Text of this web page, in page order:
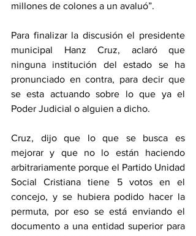
millones de colones a un avaluó”.
Para finalizar la discusión el presidente
municipal Hanz Cruz, aclaró que
ninguna institución del estado se ha
pronunciado en contra, para decir que
se esta actuando sobre lo que ya el
Poder Judicial o alguien a dicho.
Cruz, dijo que lo que se busca es
mejorar y que no lo están haciendo
arbitrariamente porque el Partido Unidad
Social Cristiana tiene 5 votos en el
concejo, y se hubiera podido hacer la
permuta, por eso se está enviando el
documento a una entidad superior para